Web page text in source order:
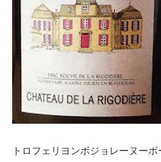
トロフェリヨンボジョレーヌー